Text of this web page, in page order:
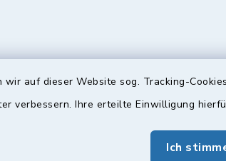
wir auf dieser Website sog. Tracking-
verbessern. Ihre erteilte Einwilligung
Ich
Öffnungszeiten
Montag, Mittwoch und